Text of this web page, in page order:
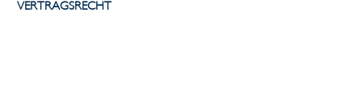
VERTRAGSRECHT